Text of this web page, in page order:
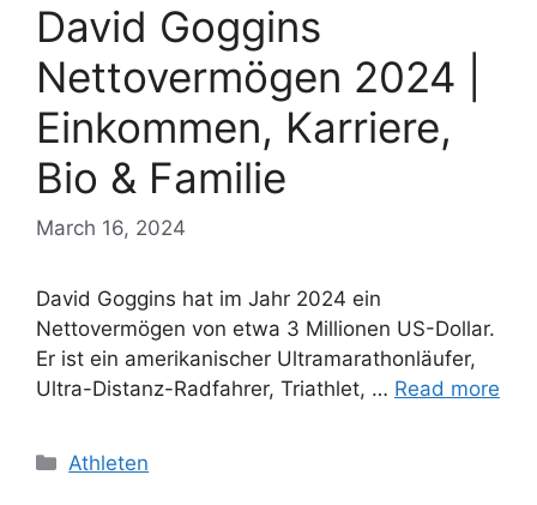
David Goggins
Nettovermögen 2024 |
Einkommen, Karriere,
Bio & Familie
March 16, 2024
David Goggins hat im Jahr 2024 ein
Nettovermögen von etwa 3 Millionen US-Dollar.
Er ist ein amerikanischer Ultramarathonläufer,
Ultra-Distanz-Radfahrer, Triathlet, … Read more
Categories
Athleten